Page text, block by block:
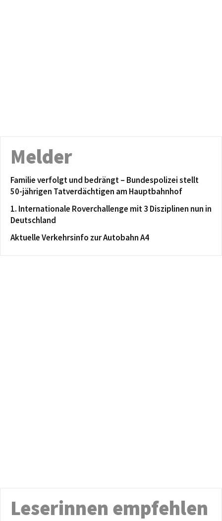
Melder
Familie verfolgt und bedrängt – Bundespolizei stellt
50-jährigen Tatverdächtigen am Hauptbahnhof
1. Internationale Roverchallenge mit 3 Disziplinen nun in
Deutschland
Aktuelle Verkehrsinfo zur Autobahn A4
Leserinnen empfehlen